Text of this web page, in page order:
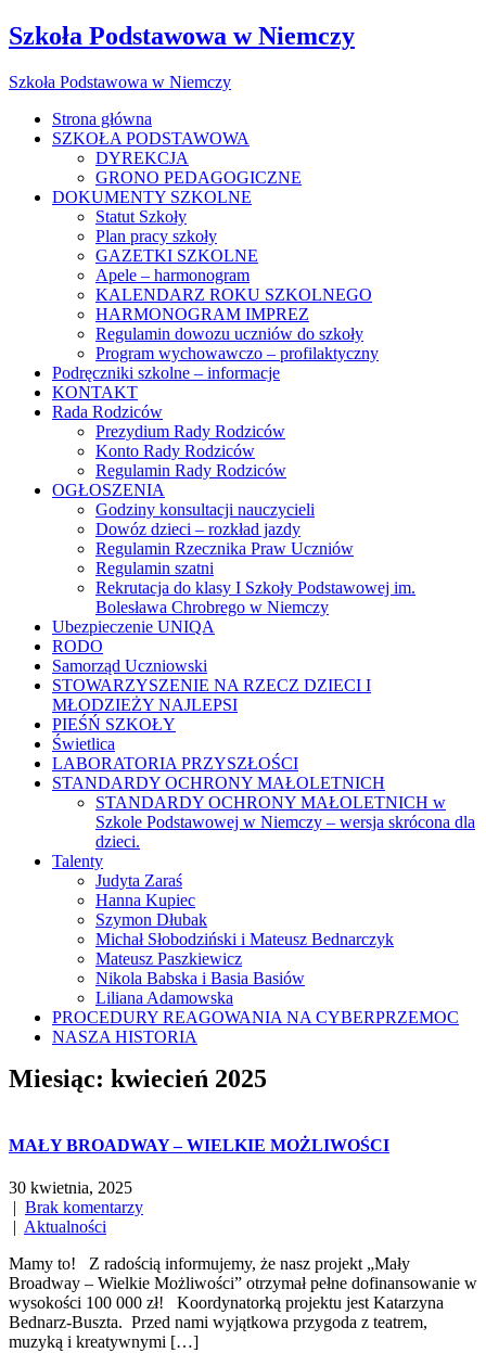
Szkoła Podstawowa w Niemczy
Szkoła Podstawowa w Niemczy
Strona główna
SZKOŁA PODSTAWOWA
DYREKCJA
GRONO PEDAGOGICZNE
DOKUMENTY SZKOLNE
Statut Szkoły
Plan pracy szkoły
GAZETKI SZKOLNE
Apele – harmonogram
KALENDARZ ROKU SZKOLNEGO
HARMONOGRAM IMPREZ
Regulamin dowozu uczniów do szkoły
Program wychowawczo – profilaktyczny
Podręczniki szkolne – informacje
KONTAKT
Rada Rodziców
Prezydium Rady Rodziców
Konto Rady Rodziców
Regulamin Rady Rodziców
OGŁOSZENIA
Godziny konsultacji nauczycieli
Dowóz dzieci – rozkład jazdy
Regulamin Rzecznika Praw Uczniów
Regulamin szatni
Rekrutacja do klasy I Szkoły Podstawowej im.
Bolesława Chrobrego w Niemczy
Ubezpieczenie UNIQA
RODO
Samorząd Uczniowski
STOWARZYSZENIE NA RZECZ DZIECI I
MŁODZIEŻY NAJLEPSI
PIEŚŃ SZKOŁY
Świetlica
LABORATORIA PRZYSZŁOŚCI
STANDARDY OCHRONY MAŁOLETNICH
STANDARDY OCHRONY MAŁOLETNICH w
Szkole Podstawowej w Niemczy – wersja skrócona dla
dzieci.
Talenty
Judyta Zaraś
Hanna Kupiec
Szymon Dłubak
Michał Słobodziński i Mateusz Bednarczyk
Mateusz Paszkiewicz
Nikola Babska i Basia Basiów
Liliana Adamowska
PROCEDURY REAGOWANIA NA CYBERPRZEMOC
NASZA HISTORIA
Miesiąc: kwiecień 2025
MAŁY BROADWAY – WIELKIE MOŻLIWOŚCI
30 kwietnia, 2025
| Brak komentarzy
| Aktualności
Mamy to! Z radością informujemy, że nasz projekt „Mały
Broadway – Wielkie Możliwości” otrzymał pełne dofinansowanie w
wysokości 100 000 zł! Koordynatorką projektu jest Katarzyna
Bednarz-Buszta. Przed nami wyjątkowa przygoda z teatrem,
muzyką i kreatywnymi […]